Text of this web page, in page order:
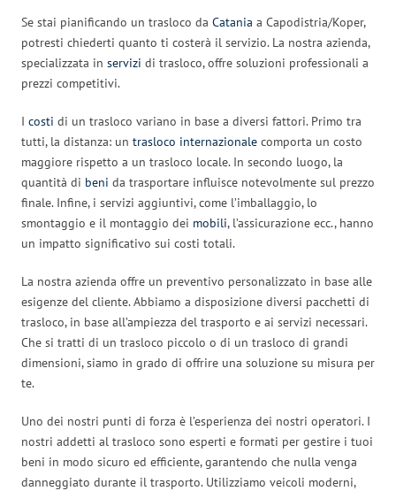
Se stai pianificando un trasloco da Catania a Capodistria/Koper,
potresti chiederti quanto ti costerà il servizio. La nostra azienda,
specializzata in servizi di trasloco, offre soluzioni professionali a
prezzi competitivi.
I costi di un trasloco variano in base a diversi fattori. Primo tra
tutti, la distanza: un trasloco internazionale comporta un costo
maggiore rispetto a un trasloco locale. In secondo luogo, la
quantità di beni da trasportare influisce notevolmente sul prezzo
finale. Infine, i servizi aggiuntivi, come l’imballaggio, lo
smontaggio e il montaggio dei mobili, l’assicurazione ecc., hanno
un impatto significativo sui costi totali.
La nostra azienda offre un preventivo personalizzato in base alle
esigenze del cliente. Abbiamo a disposizione diversi pacchetti di
trasloco, in base all’ampiezza del trasporto e ai servizi necessari.
Che si tratti di un trasloco piccolo o di un trasloco di grandi
dimensioni, siamo in grado di offrire una soluzione su misura per
te.
Uno dei nostri punti di forza è l’esperienza dei nostri operatori. I
nostri addetti al trasloco sono esperti e formati per gestire i tuoi
beni in modo sicuro ed efficiente, garantendo che nulla venga
danneggiato durante il trasporto. Utilizziamo veicoli moderni,